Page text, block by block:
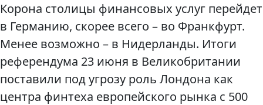
Корона столицы финансовых услуг перейдет
в Германию, скорее всего – во Франкфурт.
Менее возможно – в Нидерланды. Итоги
референдума 23 июня в Великобритании
поставили под угрозу роль Лондона как
центра финтеха европейского рынка с 500